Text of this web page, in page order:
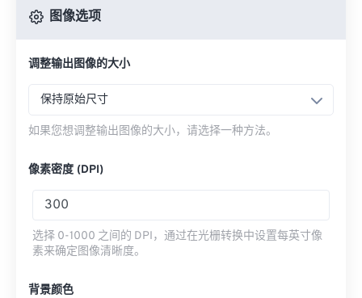
图像选项
调整输出图像的大小
保持原始尺寸
如果您想调整输出图像的大小，请选择一种方法。
像素密度 (DPI)
选择 0-1000 之间的 DPI，通过在光栅转换中设置每英寸像
素来确定图像清晰度。
背景颜色